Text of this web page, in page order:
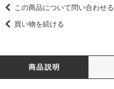
この商品について問い合わせる
買い物を続ける
商品説明